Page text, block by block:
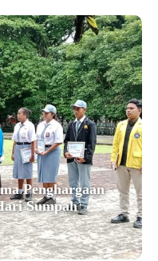
Penghargaan
Sumpah